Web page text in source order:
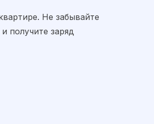
Не забывайте
получите заряд